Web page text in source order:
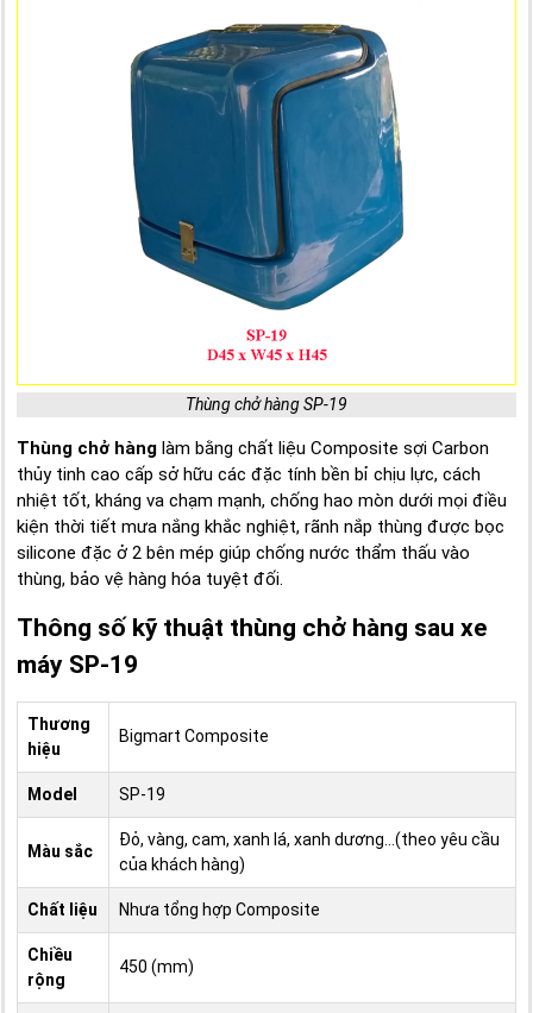
Thùng chở hàng SP-19
Thùng chở hàng làm bằng chất liệu Composite sợi Carbon
thủy tinh cao cấp sở hữu các đặc tính bền bỉ chịu lực, cách
nhiệt tốt, kháng va chạm mạnh, chống hao mòn dưới mọi điều
kiện thời tiết mưa nắng khắc nghiệt, rãnh nắp thùng được bọc
silicone đặc ở 2 bên mép giúp chống nước thẩm thấu vào
thùng, bảo vệ hàng hóa tuyệt đối.
Thông số kỹ thuật thùng chở hàng sau xe
máy SP-19
Thương
hiệu
Bigmart Composite
Model SP-19
Màu sắc
Đỏ, vàng, cam, xanh lá, xanh dương...(theo yêu cầu
của khách hàng)
Chất liệu Nhưa tổng hợp Composite
Chiều
rộng
450 (mm)